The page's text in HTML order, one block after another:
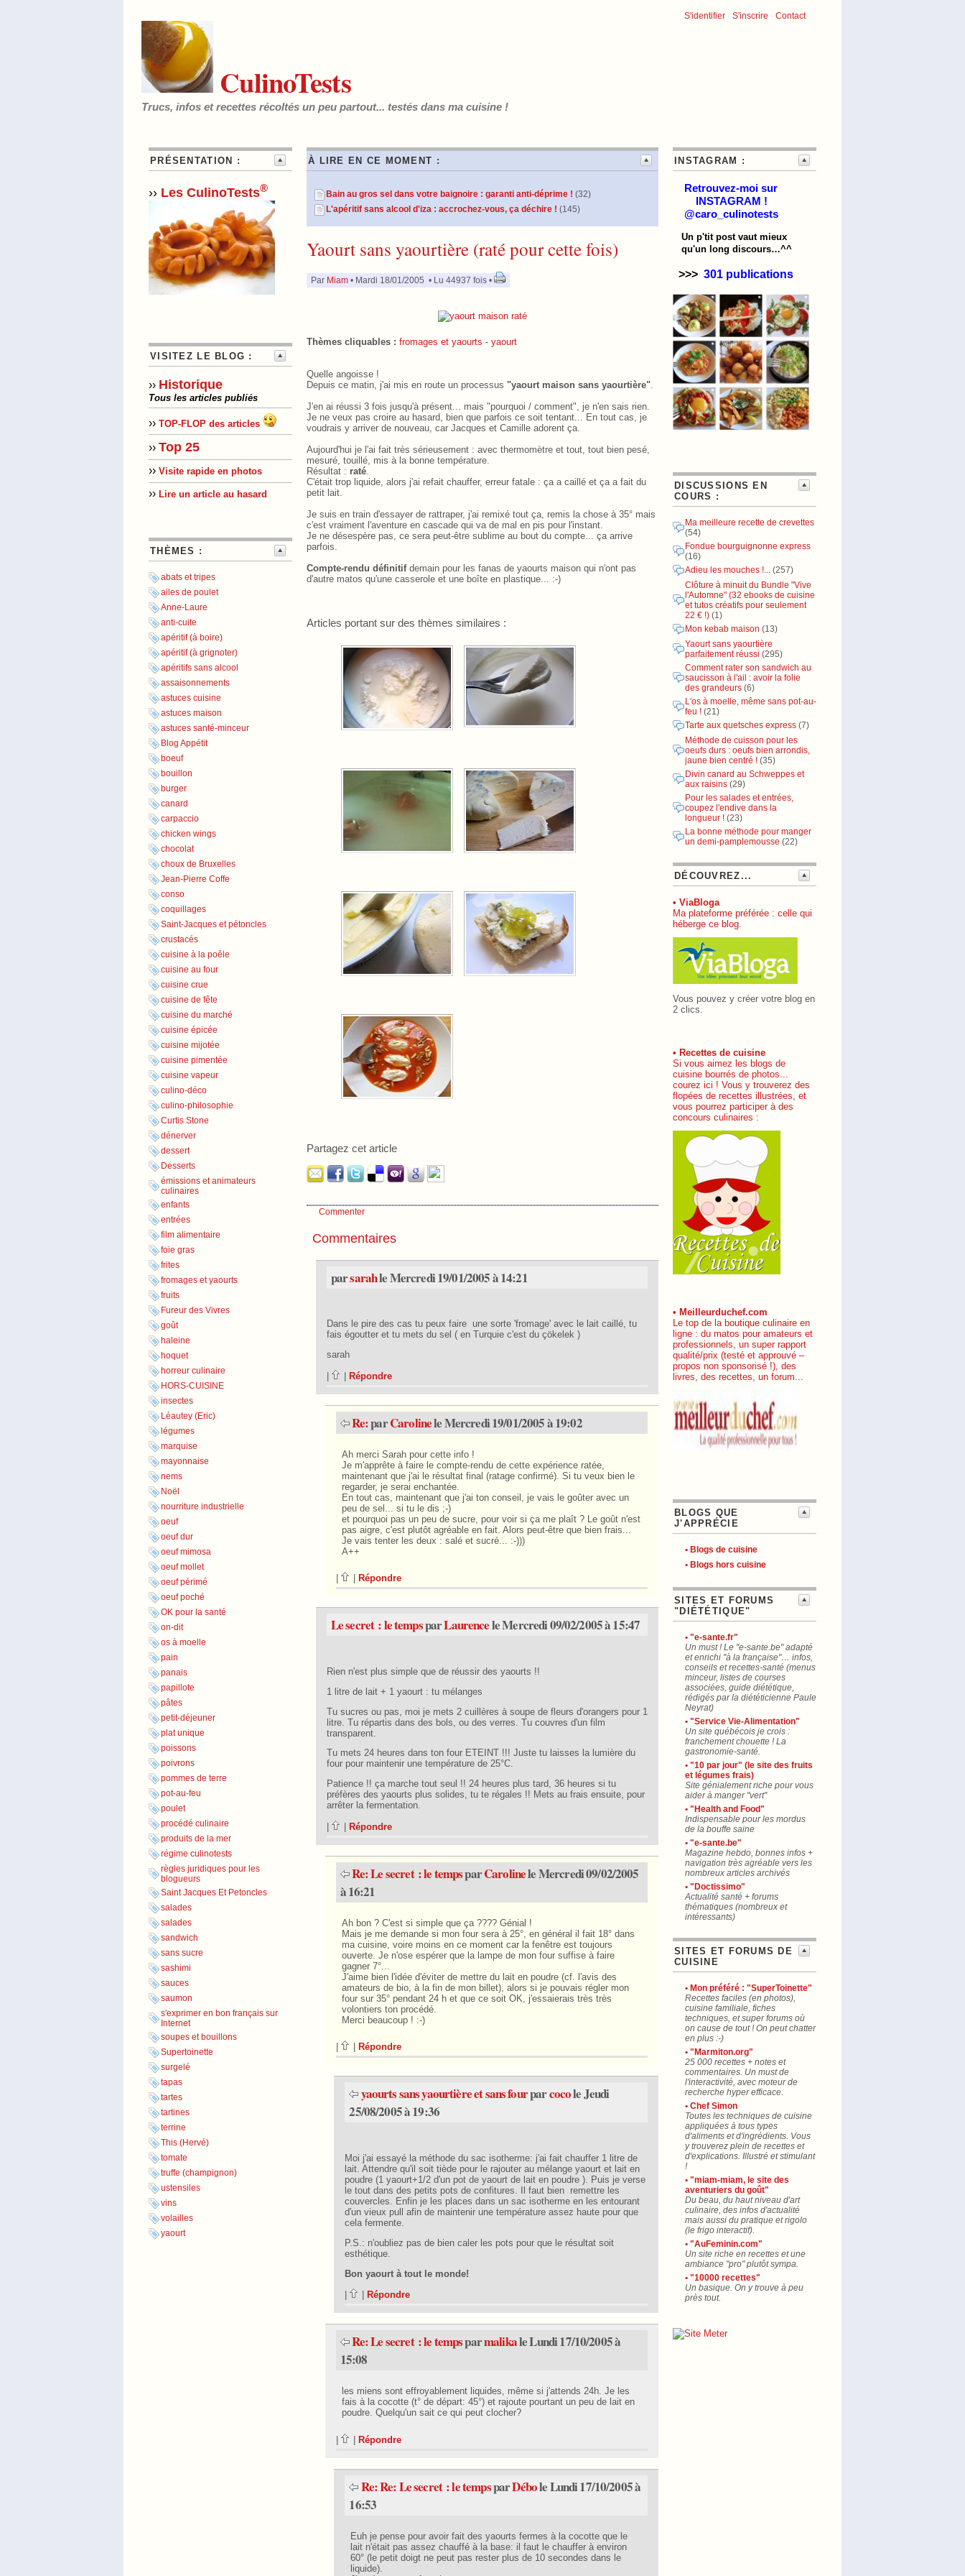
S'identifier - S'inscrire - Contact
CulinoTests
Trucs, infos et recettes récoltés un peu partout... testés dans ma cuisine !
PRÉSENTATION :
›› Les CulinoTests®
VISITEZ LE BLOG :
›› Historique
Tous les articles publiés
›› TOP-FLOP des articles
›› Top 25
›› Visite rapide en photos
›› Lire un article au hasard
THÈMES :
abats et tripes
ailes de poulet
Anne-Laure
anti-cuite
apéritif (à boire)
apéritif (à grignoter)
apéritifs sans alcool
assaisonnements
astuces cuisine
astuces maison
astuces santé-minceur
Blog Appétit
boeuf
bouillon
burger
canard
carpaccio
chicken wings
chocolat
choux de Bruxelles
Jean-Pierre Coffe
conso
coquillages
Saint-Jacques et pétoncles
crustacés
cuisine à la poêle
cuisine au four
cuisine crue
cuisine de fête
cuisine du marché
cuisine épicée
cuisine mijotée
cuisine pimentée
cuisine vapeur
culino-déco
culino-philosophie
Curtis Stone
dénerver
dessert
Desserts
émissions et animateurs
culinaires
enfants
entrées
film alimentaire
foie gras
frites
fromages et yaourts
fruits
Fureur des Vivres
goût
haleine
hoquet
horreur culinaire
HORS-CUISINE
insectes
Léautey (Eric)
légumes
marquise
mayonnaise
nems
Noël
nourriture industrielle
oeuf
oeuf dur
oeuf mimosa
oeuf mollet
oeuf périmé
oeuf poché
OK pour la santé
on-dit
os à moelle
pain
panais
papillote
pâtes
petit-déjeuner
plat unique
poissons
poivrons
pommes de terre
pot-au-feu
poulet
procédé culinaire
produits de la mer
régime culinotests
règles juridiques pour les
blogueurs
Saint Jacques Et Petoncles
salades
salades
sandwich
sans sucre
sashimi
sauces
saumon
s'exprimer en bon français sur
Internet
soupes et bouillons
Supertoinette
surgelé
tapas
tartes
tartines
terrine
This (Hervé)
tomate
truffe (champignon)
ustensiles
vins
volailles
yaourt
À LIRE EN CE MOMENT :
Bain au gros sel dans votre baignoire : garanti anti-déprime ! (32)
L'apéritif sans alcool d'iza : accrochez-vous, ça déchire ! (145)
Yaourt sans yaourtière (raté pour cette fois)
Par Miam • Mardi 18/01/2005 • Lu 44937 fois •
Thèmes cliquables : fromages et yaourts - yaourt
Quelle angoisse !
Depuis ce matin, j'ai mis en route un processus "yaourt maison sans yaourtière"
J'en ai réussi 3 fois jusqu'à présent... mais "pourquoi / comment", je n'en sais rien.
Je ne veux pas croire au hasard, bien que parfois ce soit tentant... En tout cas, je
voudrais y arriver de nouveau, car Jacques et Camille adorent ça.
Aujourd'hui je l'ai fait très sérieusement : avec thermomètre et tout, tout bien pesé,
mesuré, touillé, mis à la bonne température.
Résultat : raté
C'était trop liquide, alors j'ai refait chauffer, erreur fatale : ça a caillé et ça a fait du
petit lait.
Je suis en train d'essayer de rattraper, j'ai remixé tout ça, remis la chose à 35° mais
c'est vraiment l'aventure en cascade qui va de mal en pis pour l'instant.
Je ne désespère pas, ce sera peut-être sublime au bout du compte... ça arrive
parfois.
Compte-rendu définitifdemain pour les fanas de yaourts maison qui n'ont pas
d'autre matos qu'une casserole et une boîte en plastique... :-)
Articles portant sur des thèmes similaires :
Partagez cet article
Commenter
Commentaires
parsarahle Mercredi 19/01/2005 à 14:21
Dans le pire des cas tu peux faire une sorte 'fromage' avec le lait caillé, tu
fais égoutter et tu mets du sel ( en Turquie c'est du çökelek )
sarah
|
| Répondre
Re:parCarolinele Mercredi 19/01/2005 à 19:02
Ah merci Sarah pour cette info !
Je m'apprête à faire le compte-rendu de cette expérience ratée,
maintenant que j'ai le résultat final (ratage confirmé). Si tu veux bien le
regarder, je serai enchantée.
En tout cas, maintenant que j'ai ton conseil, je vais le goûter avec un
peu de sel... si tu le dis ;-)
et pourquoi pas un peu de sucre, pour voir si ça me plaît ? Le goût n'est
pas aigre, c'est plutôt agréable en fait. Alors peut-être que bien frais...
Je vais tenter les deux : salé et sucré... :-)))
A++
Répondre
Le secret : le tempsparLaurencele Mercredi 09/02/2005 à 15:47
Rien n'est plus simple que de réussir des yaourts !!
1 litre de lait + 1 yaourt : tu mélanges
Tu sucres ou pas, moi je mets 2 cuillères à soupe de fleurs d'orangers pour 1
litre. Tu répartis dans des bols, ou des verres. Tu couvres d'un film
transparent.
Tu mets 24 heures dans ton four ETEINT !!! Juste tu laisses la lumière du
four pour maintenir une température de 25°C.
Patience !! ça marche tout seul !! 24 heures plus tard, 36 heures si tu
préfères des yaourts plus solides, tu te régales !! Mets au frais ensuite, pour
arrêter la fermentation.
Répondre
Re: Le secret : le tempsparCarolinele Mercredi 09/02/2005
à 16:21
Ah bon ? C'est si simple que ça ???? Génial !
Mais je me demande si mon four sera à 25°, en général il fait 18° dans
ma cuisine, voire moins en ce moment car la fenêtre est toujours
ouverte. Je n'ose espérer que la lampe de mon four suffise à faire
gagner 7°...
J'aime bien l'idée d'éviter de mettre du lait en poudre (cf. l'avis des
amateurs de bio, à la fin de mon billet), alors si je pouvais régler mon
four sur 35° pendant 24 h et que ce soit OK, j'essaierais très très
volontiers ton procédé.
Merci beaucoup ! :-)
Répondre
yaourts sans yaourtière et sans fourparcocole Jeudi
25/08/2005 à 19:36
Moi j'ai essayé la méthode du sac isotherme: j'ai fait chauffer 1 litre de
lait. Attendre qu'il soit tiède pour le rajouter au mélange yaourt et lait en
poudre (1 yaourt+1/2 d'un pot de yaourt de lait en poudre ). Puis je verse
le tout dans des petits pots de confitures. Il faut bien remettre les
couvercles. Enfin je les places dans un sac isotherme en les entourant
d'un vieux pull afin de maintenir une température assez haute pour que
cela fermente.
P.S.: n'oubliez pas de bien caler les pots pour que le résultat soit
esthétique.
Bon yaourt à tout le monde!
|
Répondre
Re: Le secret : le tempsparmalikale Lundi 17/10/2005 à
15:08
les miens sont effroyablement liquides, même si j'attends 24h. Je les
fais à la cocotte (t° de départ: 45°) et rajoute pourtant un peu de lait en
poudre. Quelqu'un sait ce qui peut clocher?
Répondre
Re: Re: Le secret : le tempsparDébole Lundi 17/10/2005 à
16:53
Euh je pense pour avoir fait des yaourts fermes à la cocotte que le
lait n'était pas assez chauffé à la base: il faut le chauffer à environ
60° (le petit doigt ne peut pas rester plus de 10 secondes dans le
liquide).
INSTAGRAM :
Retrouvez-moi sur
INSTAGRAM !
@caro_culinotests
Un p'tit post vaut mieux
qu'un long discours…^^
>>> 301 publications
DISCUSSIONS EN
COURS :
Ma meilleure recette de crevettes
(54)
Fondue bourguignonne express
(16)
Adieu les mouches !... (257)
Clôture à minuit du Bundle "Vive
l'Automne" (32 ebooks de cuisine
et tutos créatifs pour seulement
22 € !) (1)
Mon kebab maison (13)
Yaourt sans yaourtière
parfaitement réussi (295)
Comment rater son sandwich au
saucisson à l'ail : avoir la folie
des grandeurs (6)
L'os à moelle, même sans pot-au-
feu ! (21)
Tarte aux quetsches express (7)
Méthode de cuisson pour les
oeufs durs : oeufs bien arrondis,
jaune bien centré ! (35)
Divin canard au Schweppes et
aux raisins (29)
Pour les salades et entrées,
coupez l'endive dans la
longueur ! (23)
La bonne méthode pour manger
un demi-pamplemousse (22)
DÉCOUVREZ...
• ViaBloga
Ma plateforme préférée : celle qui
héberge ce blog.
Vous pouvez y créer votre blog en
2 clics.
• Recettes de cuisine
Si vous aimez les blogs de
cuisine bourrés de photos...
courez ici ! Vous y trouverez des
flopées de recettes illustrées, et
vous pourrez participer à des
concours culinaires :
• Meilleurduchef.com
Le top de la boutique culinaire en
ligne : du matos pour amateurs et
professionnels, un super rapport
qualité/prix (testé et approuvé –
propos non sponsorisé !), des
livres, des recettes, un forum...
BLOGS QUE
J'APPRÉCIE
• Blogs de cuisine
• Blogs hors cuisine
SITES ET FORUMS
"DIÉTÉTIQUE"
• "e-sante.fr"
Un must ! Le "e-sante.be" adapté
et enrichi "à la française"… infos,
conseils et recettes-santé (menus
minceur, listes de courses
associées, guide diététique,
rédigés par la diététicienne Paule
Neyrat)
• "Service Vie-Alimentation"
Un site québécois je crois :
franchement chouette ! La
gastronomie-santé.
• "10 par jour" (le site des fruits
et légumes frais)
Site génialement riche pour vous
aider à manger "vert"
• "Health and Food"
Indispensable pour les mordus
de la bouffe saine
• "e-sante.be"
Magazine hebdo, bonnes infos +
navigation très agréable vers les
nombreux articles archivés
• "Doctissimo"
Actualité santé + forums
thématiques (nombreux et
intéressants)
SITES ET FORUMS DE
CUISINE
• Mon préféré : "SuperToinette"
Recettes faciles (en photos),
cuisine familiale, fiches
techniques, et super forums où
on cause de tout ! On peut chatter
en plus :-)
• "Marmiton.org"
25 000 recettes + notes et
commentaires. Un must de
l'interactivité, avec moteur de
recherche hyper efficace.
• Chef Simon
Toutes les techniques de cuisine
appliquées à tous types
d'aliments et d'ingrédients. Vous
y trouverez plein de recettes et
d'explications. Illustré et stimulant
!
• "miam-miam, le site des
aventuriers du goût"
Du beau, du haut niveau d'art
culinaire, des infos d'actualité
mais aussi du pratique et rigolo
(le frigo interactif).
• "AuFeminin.com"
Un site riche en recettes et une
ambiance "pro" plutôt sympa.
• "10000 recettes"
Un basique. On y trouve à peu
près tout.